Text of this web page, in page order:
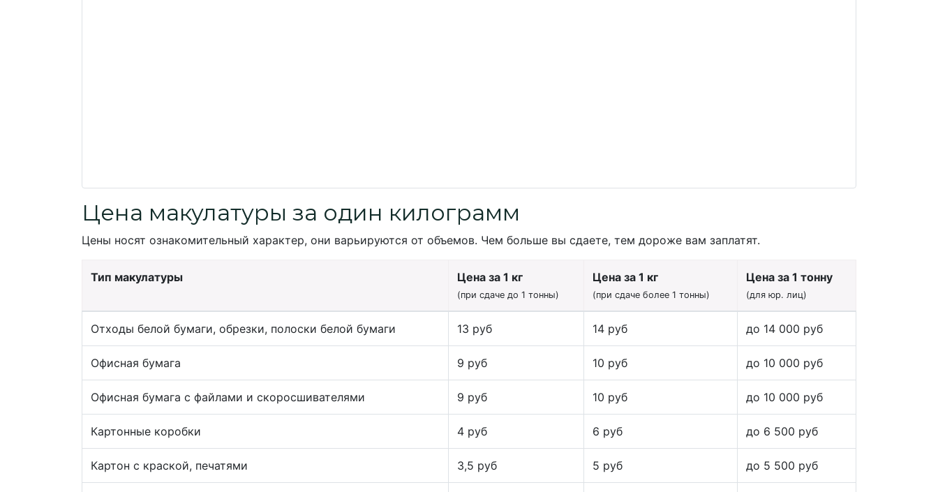
Цена макулатуры за один килограмм
Цены носят ознакомительный характер, они варьируются от объемов. Чем больше вы сдаете, тем дороже вам заплатят.
Тип макулатуры Цена за 1 кг
(при сдаче до 1 тонны)
Цена за 1 кг
(при сдаче более 1 тонны)
Цена за 1 тонну
(для юр. лиц)
Отходы белой бумаги, обрезки, полоски белой бумаги 13 руб 14 руб до 14 000 руб
Офисная бумага 9 руб 10 руб до 10 000 руб
Офисная бумага с файлами и скоросшивателями 9 руб 10 руб до 10 000 руб
Картонные коробки 4 руб 6 руб до 6 500 руб
Картон с краской, печатями 3,5 руб 5 руб до 5 500 руб